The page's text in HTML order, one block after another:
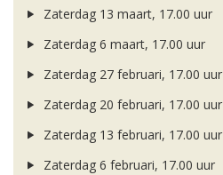
Zaterdag 13 maart, 17.00 uur
Zaterdag 6 maart, 17.00 uur
Zaterdag 27 februari, 17.00 uur
Zaterdag 20 februari, 17.00 uur
Zaterdag 13 februari, 17.00 uur
Zaterdag 6 februari, 17.00 uur